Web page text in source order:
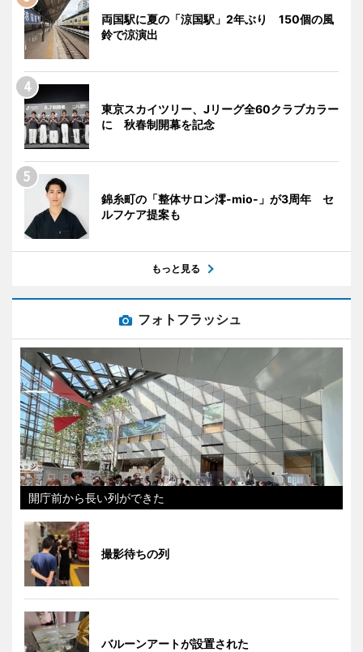
両国駅に夏の「涼国駅」2年ぶり 150個の風
鈴で涼演出
東京スカイツリー、Jリーグ全60クラブカラー
に 秋春制開幕を記念
錦糸町の「整体サロン澪-mio-」が3周年 セ
ルフケア提案も
もっと見る
フォトフラッシュ
開庁前から長い列ができた
撮影待ちの列
バルーンアートが設置された